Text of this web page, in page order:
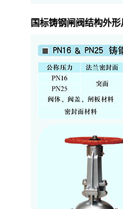
国标铸钢闸阀结构外形